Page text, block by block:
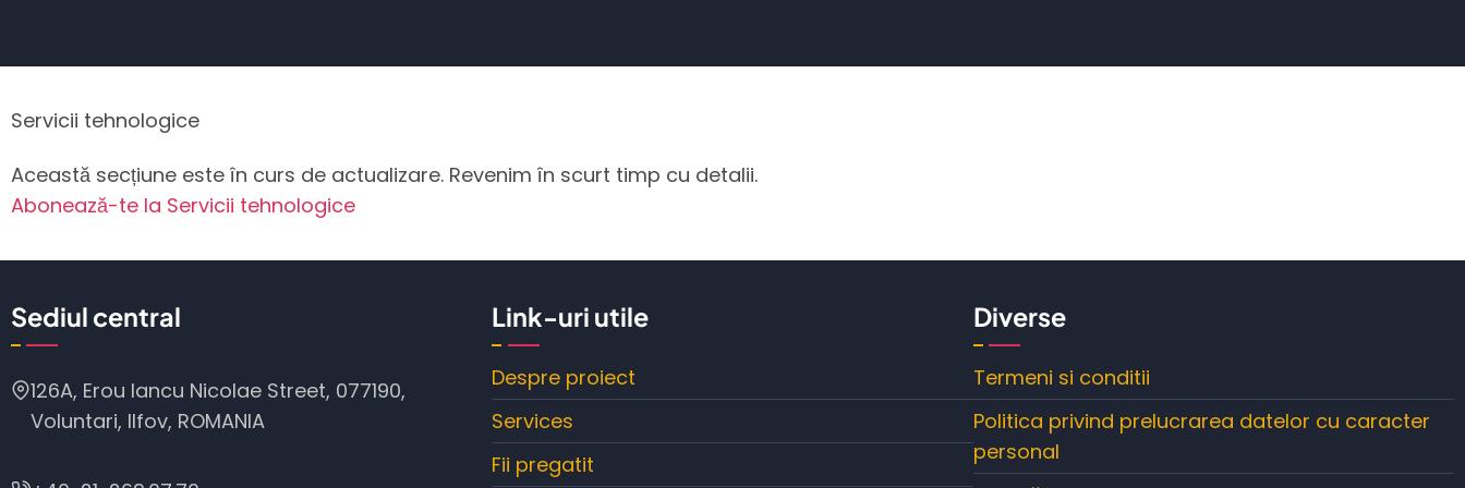
Servicii tehnologice
Această secțiune este în curs de actualizare. Revenim în scurt timp cu detalii.
Abonează-te la Servicii tehnologice
Sediul central
126A, Erou Iancu Nicolae Street, 077190,
Voluntari, Ilfov, ROMANIA
Link-uri utile
Despre proiect
Services
Fii pregatit
Diverse
Termeni si conditii
Politica privind prelucrarea datelor cu caracter
personal